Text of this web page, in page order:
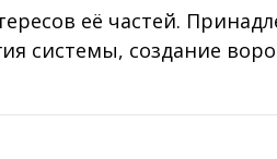
её частей.
системы, создание